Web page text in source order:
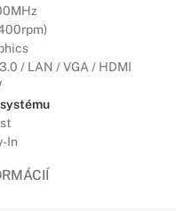
/ LAN / VGA / HDMI
In